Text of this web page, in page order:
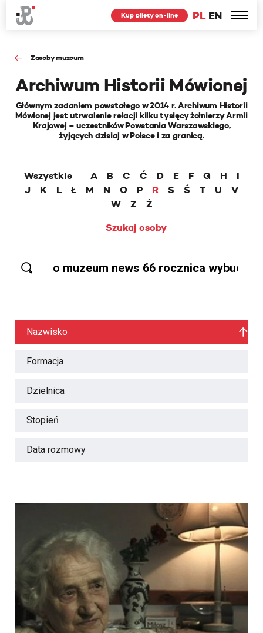
PL EN
Kup bilety on-line
Zasoby muzeum
Archiwum Historii Mówionej
Głównym zadaniem powstałego w 2014 r. Archiwum Historii
Mówionej jest utrwalenie relacji kilku tysięcy żołnierzy Armii
Krajowej – uczestników Powstania Warszawskiego,
żyjących dzisiaj w Polsce i za granicą.
Wszystkie A B C Ć D E F G H
I
J
K L Ł M N O P R S Ś T U
V
W
Z
Ż
Szukaj osoby
Nazwisko
Formacja
Dzielnica
Stopień
Data rozmowy